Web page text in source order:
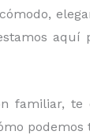
aquí
familiar, te